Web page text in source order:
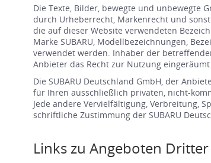
Die Texte, Bilder, bewegte und unbewegte
durch Urheberrecht, Markenrecht und
die auf dieser Website verwendeten
Marke SUBARU, Modellbezeichnungen,
verwendet werden. Inhaber der
Anbieter das Recht zur Nutzung
Die SUBARU Deutschland GmbH, der
für Ihren ausschließlich privaten, nicht-
Jede andere Vervielfältigung, Verbreitung,
schriftliche Zustimmung der SUBARU
Links zu Angeboten Dritter